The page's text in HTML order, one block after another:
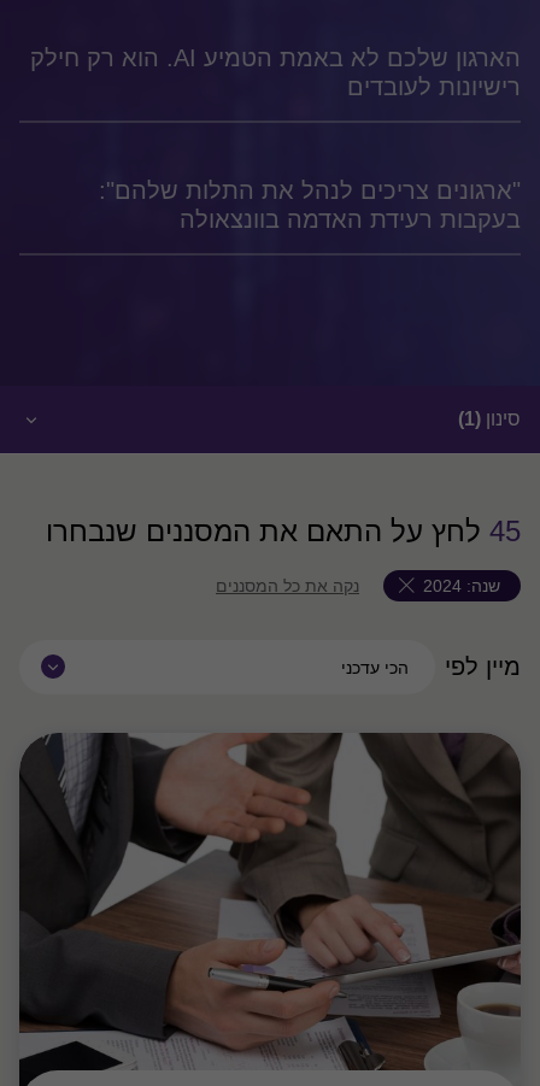
הארגון שלכם לא באמת הטמיע AI. הוא רק חילק
רישיונות לעובדים
"ארגונים צריכים לנהל את התלות שלהם":
בעקבות רעידת האדמה בוונצאולה
סינון (1)
45 לחץ על התאם את המסננים שנבחרו
שנה: 2024 נקה את כל המסננים
מיין לפי הכי עדכני